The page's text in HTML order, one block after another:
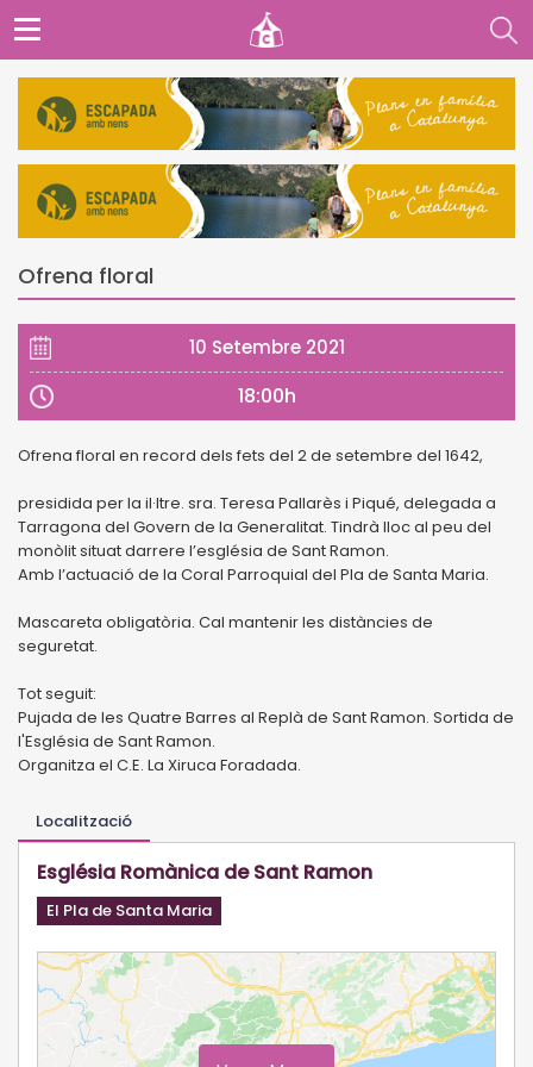
Ofrena floral
10 Setembre 2021
18:00h
Ofrena floral en record dels fets del 2 de setembre del 1642,
presidida per la il·ltre. sra. Teresa Pallarès i Piqué, delegada a
Tarragona del Govern de la Generalitat. Tindrà lloc al peu del
monòlit situat darrere l’església de Sant Ramon.
Amb l’actuació de la Coral Parroquial del Pla de Santa Maria.
Mascareta obligatòria. Cal mantenir les distàncies de
seguretat.
Tot seguit:
Pujada de les Quatre Barres al Replà de Sant Ramon. Sortida de
l'Església de Sant Ramon.
Organitza el C.E. La Xiruca Foradada.
Localització
Església Romànica de Sant Ramon
El Pla de Santa Maria